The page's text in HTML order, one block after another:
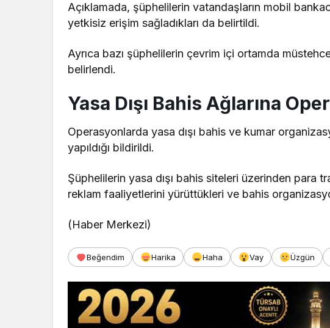
Açıklamada, şüphelilerin vatandaşların mobil
yetkisiz erişim sağladıkları da belirtildi.
Ayrıca bazı şüphelilerin çevrim içi ortamda
belirlendi.
Yasa Dışı Bahis Ağlarına
Operasyonlarda yasa dışı bahis ve kumar
yapıldığı bildirildi.
Şüphelilerin yasa dışı bahis siteleri üzerinden para
reklam faaliyetlerini yürüttükleri ve bahis
(Haber Merkezi)
Beğendim Harika Haha Vay Üzgün